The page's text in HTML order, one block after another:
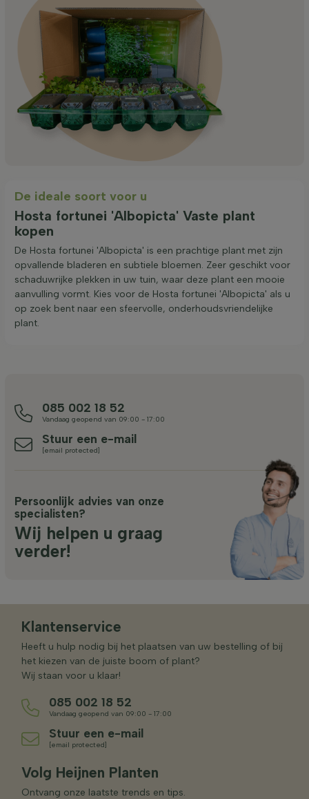
De ideale soort voor u
Hosta fortunei 'Albopicta' Vaste plant
kopen
De Hosta fortunei 'Albopicta' is een prachtige plant met zijn
opvallende bladeren en subtiele bloemen. Zeer geschikt voor
schaduwrijke plekken in uw tuin, waar deze plant een mooie
aanvulling vormt. Kies voor de Hosta fortunei 'Albopicta' als u
op zoek bent naar een sfeervolle, onderhoudsvriendelijke
plant.
085 002 18 52
Vandaag geopend van 09:00 - 17:00
Stuur een e-mail
[email protected]
Persoonlijk advies van onze
specialisten?
Wij helpen u graag
verder!
Klantenservice
Heeft u hulp nodig bij het plaatsen van uw bestelling of bij
het kiezen van de juiste boom of plant?
Wij staan voor u klaar!
085 002 18 52
Vandaag geopend van 09:00 - 17:00
Stuur een e-mail
[email protected]
Volg Heijnen Planten
Ontvang onze laatste trends en tips.